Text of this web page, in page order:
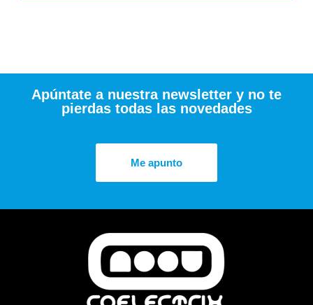
Apúntate a nuestra newsletter y no te
pierdas todas las novedades
Me apunto